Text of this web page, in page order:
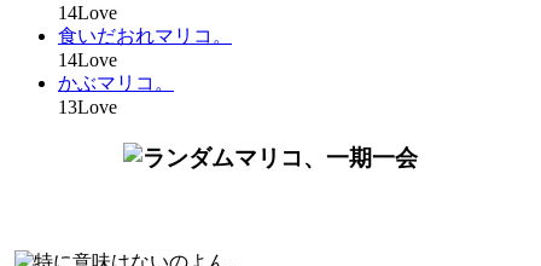
14Love
食いだおれマリコ。
14Love
かぶマリコ。
13Love